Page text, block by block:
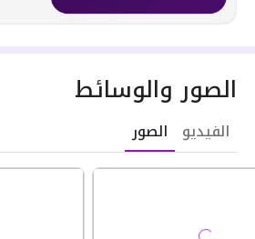
الصور والوسائط
الفيديو الصور